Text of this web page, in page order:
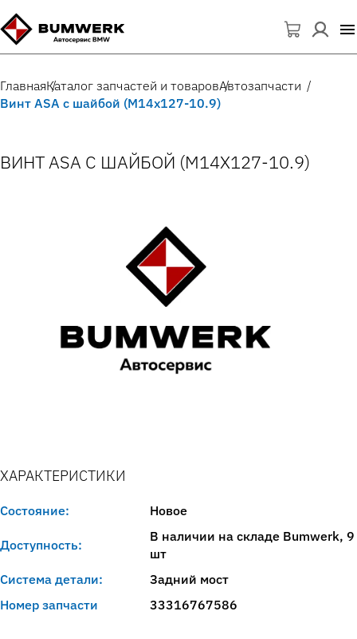
ГлавнаяКаталог запчастей и товаровАвтозапчасти
Винт ASA с шайбой (M14x127-10.9)
ВИНТ ASA С ШАЙБОЙ (M14X127-10.9)
ХАРАКТЕРИСТИКИ
Состояние: Новое
Доступность:
В наличии на складе Bumwerk, 9
шт
Система детали:
Задний мост
Номер запчасти
33316767586